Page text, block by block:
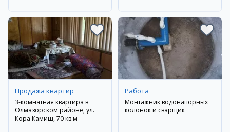
Продажа квартир
3-комнатная квартира в
Олмазорском районе, ул.
Кора Камиш, 70 кв.м
Работа
Монтажник водонапорных
колонок и сварщик